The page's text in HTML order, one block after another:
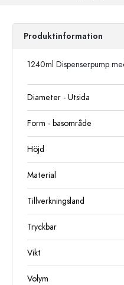
Produktinformation
1240ml Dispenserpump
Diameter - Utsida
Form - basområde
Höjd
Material
Tillverkningsland
Tryckbar
Vikt
Volym